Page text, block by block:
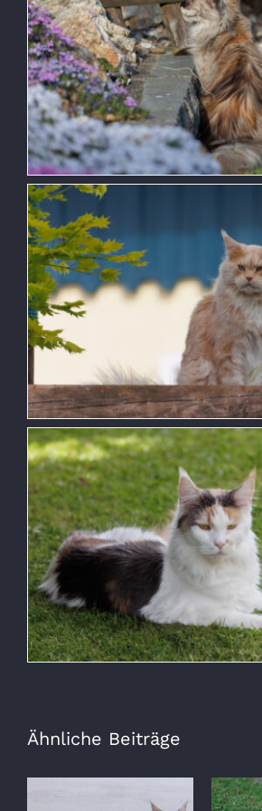
Ähnliche Beiträge